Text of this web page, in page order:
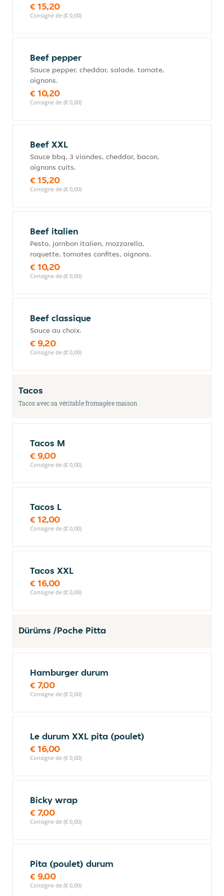
€ 15,20
Consigne de (€ 0,00)
Beef pepper
Sauce pepper, cheddar, salade, tomate,
oignons.
€ 10,20
Consigne de (€ 0,00)
Beef XXL
Sauce bbq, 3 viandes, cheddar, bacon,
oignons cuits.
€ 15,20
Consigne de (€ 0,00)
Beef italien
Pesto, jambon italien, mozzarella,
roquette, tomates confites, oignons.
€ 10,20
Consigne de (€ 0,00)
Beef classique
Sauce au choix.
€ 9,20
Consigne de (€ 0,00)
Tacos
Tacos avec sa véritable fromagère maison
Tacos M
€ 9,00
Consigne de (€ 0,00)
Tacos L
€ 12,00
Consigne de (€ 0,00)
Tacos XXL
€ 16,00
Consigne de (€ 0,00)
Dürüms /Poche Pitta
Hamburger durum
€ 7,00
Consigne de (€ 0,00)
Le durum XXL pita (poulet)
€ 16,00
Consigne de (€ 0,00)
Bicky wrap
€ 7,00
Consigne de (€ 0,00)
Pita (poulet) durum
€ 9,00
Consigne de (€ 0,00)